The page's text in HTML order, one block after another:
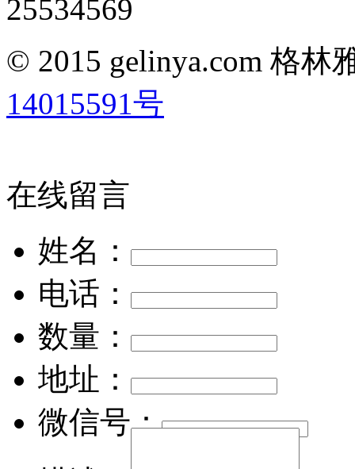
25534569
© 2015 gelinya.com 格
14015591号
在线留言
姓名：
电话：
数量：
地址：
微信号：